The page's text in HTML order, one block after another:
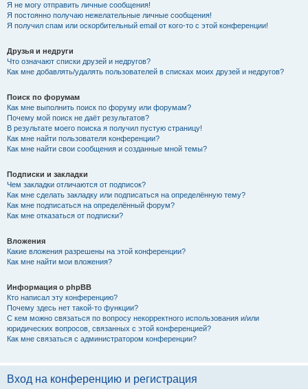
Я не могу отправить личные сообщения!
Я постоянно получаю нежелательные личные сообщения!
Я получил спам или оскорбительный email от кого-то с этой конференции!
Друзья и недруги
Что означают списки друзей и недругов?
Как мне добавлять/удалять пользователей в списках моих друзей и недругов?
Поиск по форумам
Как мне выполнить поиск по форуму или форумам?
Почему мой поиск не даёт результатов?
В результате моего поиска я получил пустую страницу!
Как мне найти пользователя конференции?
Как мне найти свои сообщения и созданные мной темы?
Подписки и закладки
Чем закладки отличаются от подписок?
Как мне сделать закладку или подписаться на определённую тему?
Как мне подписаться на определённый форум?
Как мне отказаться от подписки?
Вложения
Какие вложения разрешены на этой конференции?
Как мне найти мои вложения?
Информация о phpBB
Кто написал эту конференцию?
Почему здесь нет такой-то функции?
С кем можно связаться по вопросу некорректного использования и/или
юридических вопросов, связанных с этой конференцией?
Как мне связаться с администратором конференции?
Вход на конференцию и регистрация